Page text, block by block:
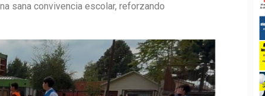
sana convivencia escolar, reforzando